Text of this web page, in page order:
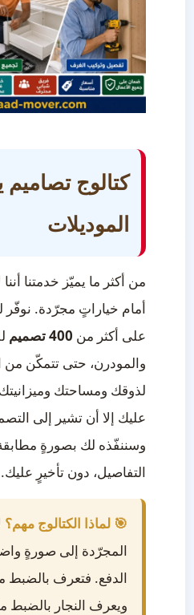
كتالوج
الموديلات
من أكثر ما يميّز خدمتنا
أمام خياراتٍ مجرّدة. نوفّر
على أكثر من 400 تصميم
والمودرن، حتى تتمكّن من
لذوقك ومساحتك
عليك إلا أن تشير إلى
وسننفّذه لك بصورةٍ
التفاصيل، دون تأخيرٍ عليك.
🎯 لماذا الكتالوج مهم؟
المجرّدة إلى صورةٍ
الدفع. فتعرف بالضبط
ويعرف النجار بالضبط